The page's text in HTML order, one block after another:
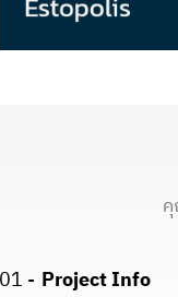
01 - Project Info